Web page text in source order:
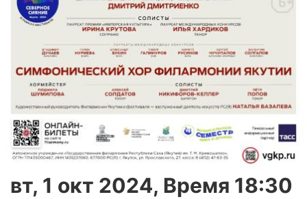
вт, 1 окт 2024, Время 18:30